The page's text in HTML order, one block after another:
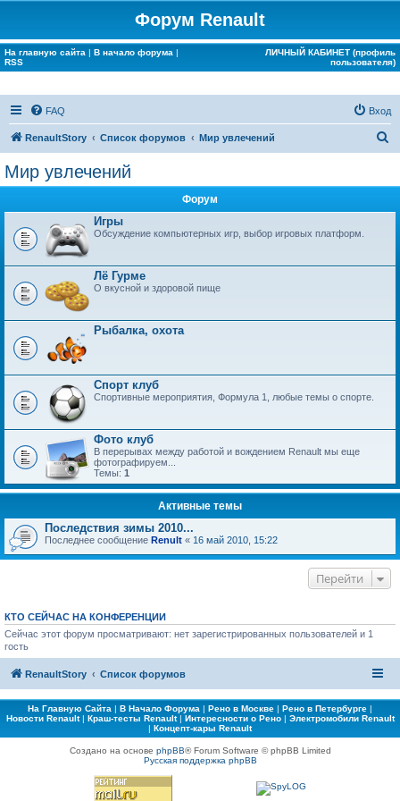
Форум Renault
На главную сайта | В начало форума |
RSS
ЛИЧНЫЙ КАБИНЕТ (профиль
пользователя)
FAQ Вход
RenaultStory Список форумов Мир увлечений
Мир увлечений
Форум
Игры
Обсуждение компьютерных игр, выбор игровых платформ.
Лё Гурме
О вкусной и здоровой пище
Рыбалка, охота
Спорт клуб
Спортивные мероприятия, Формула 1, любые темы о спорте.
Фото клуб
В перерывах между работой и вождением Renault мы еще
фотографируем...
Темы: 1
Активные темы
Последствия зимы 2010...
Последнее сообщение Renult « 16 май 2010, 15:22
Перейти
КТО СЕЙЧАС НА КОНФЕРЕНЦИИ
Сейчас этот форум просматривают: нет зарегистрированных пользователей и 1
гость
RenaultStory Список форумов
На Главную Сайта | В Начало Форума | Рено в Москве | Рено в Петербурге |
Новости Renault| Краш-тесты Renault| Интересности о Рено| Электромобили Renault
| Концепт-кары Renault
Создано на основе phpBB® Forum Software © phpBB Limited
Русская поддержка phpBB